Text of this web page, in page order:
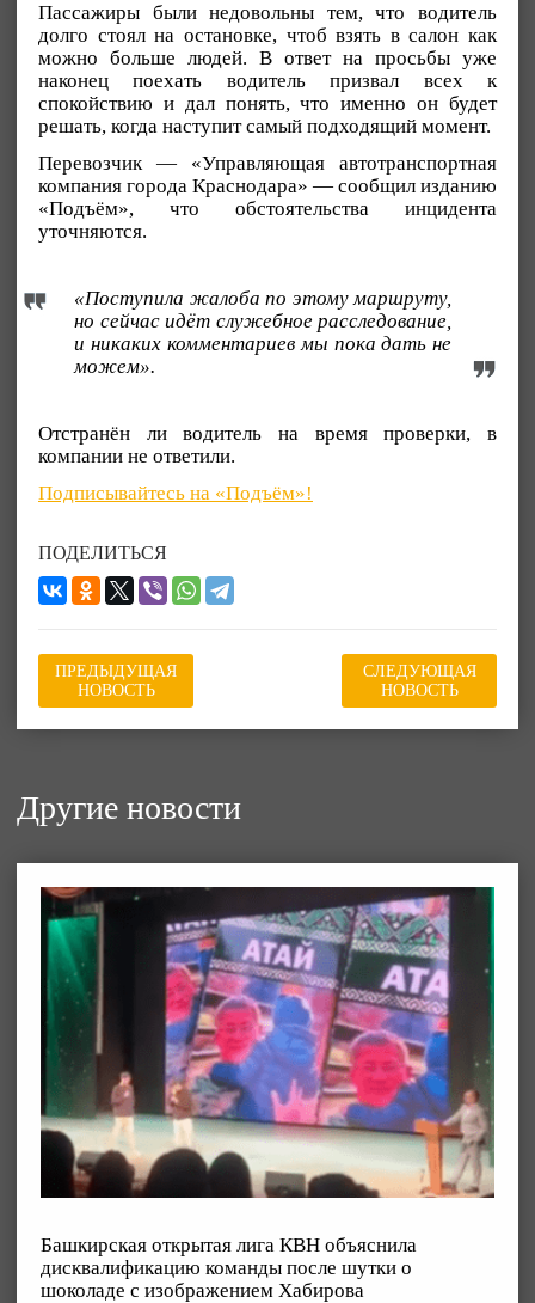
Пассажиры были недовольны тем, что водитель
долго стоял на остановке, чтоб взять в салон как
можно больше людей. В ответ на просьбы уже
наконец поехать водитель призвал всех к
спокойствию и дал понять, что именно он будет
решать, когда наступит самый подходящий момент.
Перевозчик — «Управляющая автотранспортная
компания города Краснодара» — сообщил изданию
«Подъём», что обстоятельства инцидента
уточняются.
«Поступила жалоба по этому маршруту,
но сейчас идёт служебное расследование,
и никаких комментариев мы пока дать не
можем».
Отстранён ли водитель на время проверки, в
компании не ответили.
Подписывайтесь на «Подъём»!
ПОДЕЛИТЬСЯ
ПРЕДЫДУЩАЯ
НОВОСТЬ
СЛЕДУЮЩАЯ
НОВОСТЬ
Другие новости
Башкирская открытая лига КВН объяснила
дисквалификацию команды после шутки о
шоколаде с изображением Хабирова